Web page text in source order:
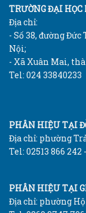
TRƯỜNG ĐẠI
Địa chỉ:
- Số 38, đường
Nội;
- Xã Xuân Mai,
Tel: 024 33840233
PHÂN HIỆU TẠI
Địa chỉ: phường
Tel: 02513 866 242
PHÂN HIỆU TẠI
Địa chỉ: phường